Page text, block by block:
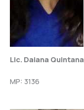
Lic. Daiana Quintana
MP: 3136